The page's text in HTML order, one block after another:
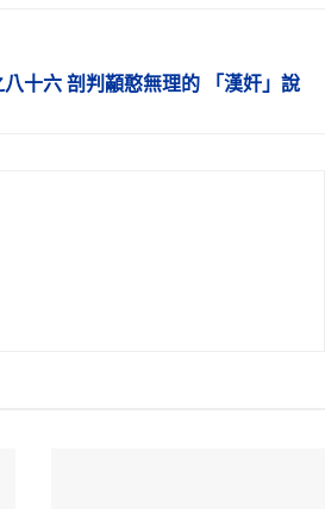
十六 剖判顢憨無理的 「漢奸」說